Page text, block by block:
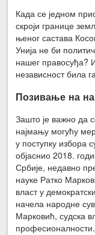
Када се једном
скроји границе
њеног састава
Унија не би
нашег правосуђа?
независност била
Позивање на
Зашто је важно да
најмању могућу
у поступку избора
објаснио 2018.
Србије, недавно
науке Ратко
власт у
начела народне
Марковић, судска